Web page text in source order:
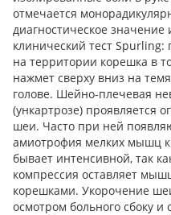
отмечается
диагностическое
клинический тест
на территории корешка в
нажмет сверху вниз на
голове. Шейно-плечевая
(ункартрозе) проявляется
шеи. Часто при ней
амиотрофия мелких мышц
бывает интенсивной, так
компрессия оставляет
корешками. Укорочение
осмотром больного сбоку